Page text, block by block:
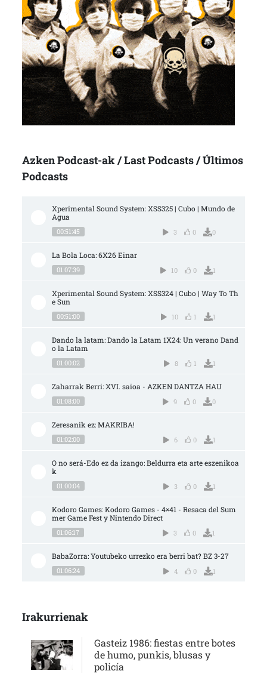
Azken Podcast-ak / Last Podcasts / Últimos
Podcasts
Xperimental Sound System: XSS325 | Cubo | Mundo de
Agua
00:51:45 3 0 0
La Bola Loca: 6X26 Einar
01:07:39 10 0 1
Xperimental Sound System: XSS324 | Cubo | Way To Th
e Sun
00:51:00 10 1 1
Dando la latam: Dando la Latam 1X24: Un verano Dand
o la Latam
01:00:02 8 1 1
Zaharrak Berri: XVI. saioa - AZKEN DANTZA HAU
01:08:00 9 0 0
Zeresanik ez: MAKRIBA!
01:02:00 6 0 1
O no será-Edo ez da izango: Beldurra eta arte eszenikoa
k
01:00:04 3 0 1
Kodoro Games: Kodoro Games - 4×41 - Resaca del Sum
mer Game Fest y Nintendo Direct
01:06:17 3 0 1
BabaZorra: Youtubeko urrezko era berri bat? BZ 3-27
01:06:24 4 0 1
Irakurrienak
Gasteiz 1986: fiestas entre botes
de humo, punkis, blusas y
policía